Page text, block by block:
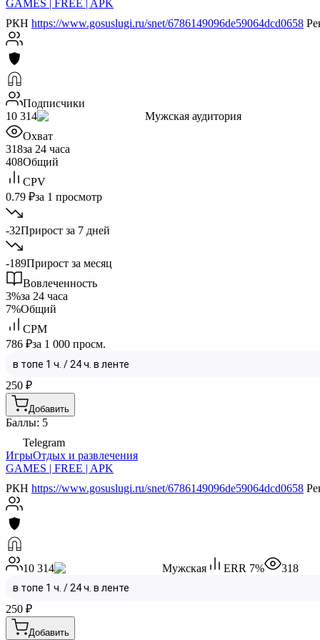
GAMES | FREE | APK
РКН https://www.gosuslugi.ru/snet/6786149096de59064dcd0658
Подписчики
10 314
Мужская аудитория
Охват
318за 24 часа
408Общий
CPV
0.79 ₽за 1 просмотр
-32Прирост за 7 дней
-189Прирост за месяц
Вовлеченность
3%за 24 часа
7%Общий
CPM
786 ₽за 1 000 просм.
250 ₽
Добавить
Баллы: 5
Telegram
ИгрыОтдых и развлечения
GAMES | FREE | APK
РКН https://www.gosuslugi.ru/snet/6786149096de59064dcd0658
10 314 Мужская ERR 7% 318
250 ₽
Добавить